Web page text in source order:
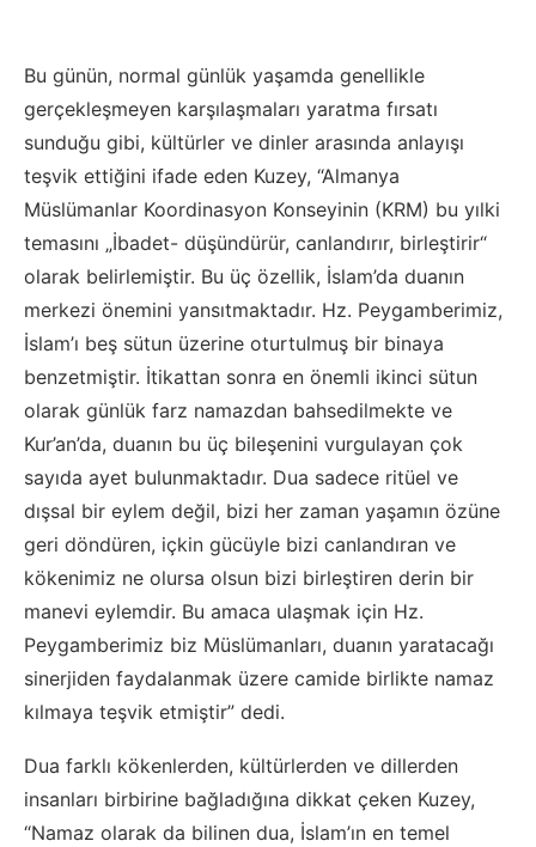
Bu günün, normal günlük yaşamda genellikle
gerçekleşmeyen karşılaşmaları yaratma fırsatı
sunduğu gibi, kültürler ve dinler arasında anlayışı
teşvik ettiğini ifade eden Kuzey, “Almanya
Müslümanlar Koordinasyon Konseyinin (KRM) bu yılki
temasını „İbadet- düşündürür, canlandırır, birleştirir“
olarak belirlemiştir. Bu üç özellik, İslam’da duanın
merkezi önemini yansıtmaktadır. Hz. Peygamberimiz,
İslam’ı beş sütun üzerine oturtulmuş bir binaya
benzetmiştir. İtikattan sonra en önemli ikinci sütun
olarak günlük farz namazdan bahsedilmekte ve
Kur’an’da, duanın bu üç bileşenini vurgulayan çok
sayıda ayet bulunmaktadır. Dua sadece ritüel ve
dışsal bir eylem değil, bizi her zaman yaşamın özüne
geri döndüren, içkin gücüyle bizi canlandıran ve
kökenimiz ne olursa olsun bizi birleştiren derin bir
manevi eylemdir. Bu amaca ulaşmak için Hz.
Peygamberimiz biz Müslümanları, duanın yaratacağı
sinerjiden faydalanmak üzere camide birlikte namaz
kılmaya teşvik etmiştir” dedi.
Dua farklı kökenlerden, kültürlerden ve dillerden
insanları birbirine bağladığına dikkat çeken Kuzey,
“Namaz olarak da bilinen dua, İslam’ın en temel